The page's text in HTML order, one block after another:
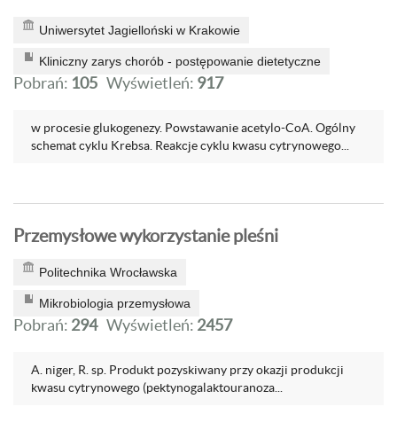
Uniwersytet Jagielloński w Krakowie
Kliniczny zarys chorób - postępowanie dietetyczne
Pobrań: 105 Wyświetleń: 917
w procesie glukogenezy. Powstawanie acetylo-CoA. Ogólny
schemat cyklu Krebsa. Reakcje cyklu kwasu cytrynowego...
Przemysłowe wykorzystanie pleśni
Politechnika Wrocławska
Mikrobiologia przemysłowa
Pobrań: 294 Wyświetleń: 2457
A. niger, R. sp. Produkt pozyskiwany przy okazji produkcji
kwasu cytrynowego (pektynogalaktouranoza...